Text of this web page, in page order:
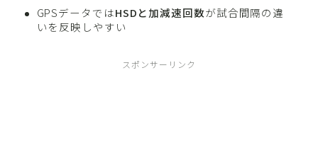
GPSデータではHSDと加減速回数が試合間隔の違
いを反映しやすい
スポンサーリンク